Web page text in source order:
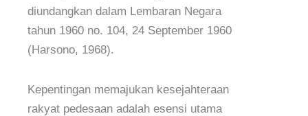
diundangkan dalam Lembaran Negara
tahun 1960 no. 104, 24 September 1960
(Harsono, 1968).
Kepentingan memajukan kesejahteraan
rakyat pedesaan adalah esensi utama